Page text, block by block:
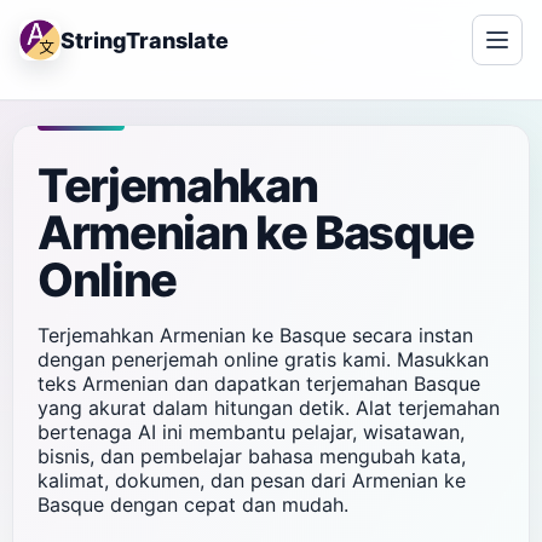
StringTranslate
Terjemahkan
Armenian ke Basque
Online
Terjemahkan Armenian ke Basque secara instan
dengan penerjemah online gratis kami. Masukkan
teks Armenian dan dapatkan terjemahan Basque
yang akurat dalam hitungan detik. Alat terjemahan
bertenaga AI ini membantu pelajar, wisatawan,
bisnis, dan pembelajar bahasa mengubah kata,
kalimat, dokumen, dan pesan dari Armenian ke
Basque dengan cepat dan mudah.